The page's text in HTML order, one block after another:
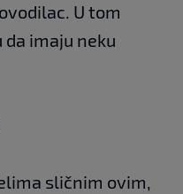
U tom
imaju neku
sličnim ovim,